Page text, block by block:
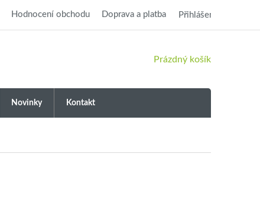
Hodnocení obchodu Doprava a platba Přihlášení
NÁKUPNÍ
Prázdný košík
Novinky Kontakt